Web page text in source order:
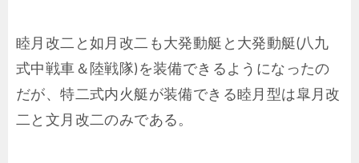
睦月改二と如月改二も大発動艇と大発動艇(八九
式中戦車＆陸戦隊)を装備できるようになったの
だが、特二式内火艇が装備できる睦月型は皐月改
二と文月改二のみである。